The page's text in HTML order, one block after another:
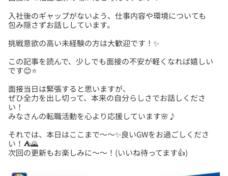
入社後のギャップがないよう、仕事内容や環境についても
この記事を読んで、少しでも面接の不安が軽くなれば嬉しい
面接当日は緊張すると思いますが、
ぜひ全力を出し切って、本来の自分らしさでお話しくださ
い！
それでは、本日はここまで～～✨良いGWをお過ごしくださ
い！⛺🌄